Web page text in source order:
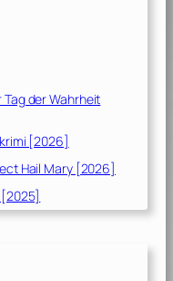
Tag der Wahrheit
[2026]
Hail Mary [2026]